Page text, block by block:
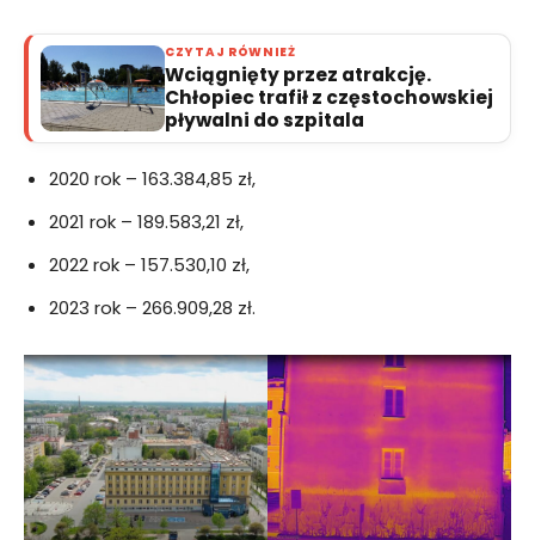
CZYTAJ RÓWNIEŻ
Wciągnięty przez atrakcję.
Chłopiec trafił z częstochowskiej
pływalni do szpitala
2020 rok – 163.384,85 zł,
2021 rok – 189.583,21 zł,
2022 rok – 157.530,10 zł,
2023 rok – 266.909,28 zł.